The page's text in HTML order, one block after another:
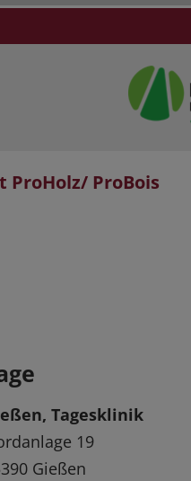
ProBois
Tagesklinik
19
Gießen